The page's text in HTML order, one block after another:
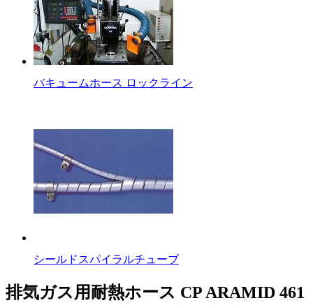
バキュームホース ロックライン
シールドスパイラルチューブ
排気ガス用耐熱ホース CP ARAMID 461